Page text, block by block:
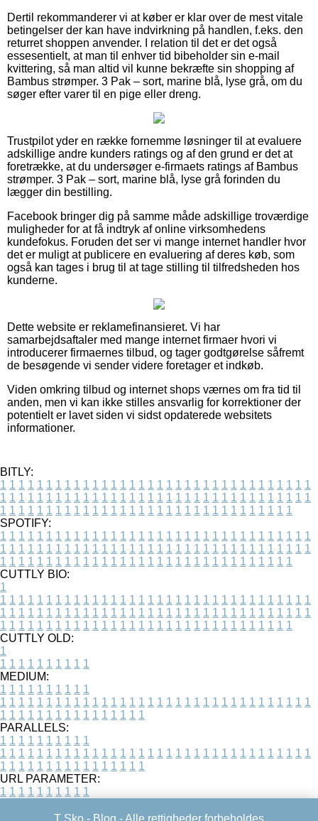
Dertil rekommanderer vi at køber er klar over de mest vitale
betingelser der kan have indvirkning på handlen, f.eks. den
returret shoppen anvender. I relation til det er det også
essesentielt, at man til enhver tid bibeholder sin e-mail
kvittering, så man altid vil kunne bekræfte sin shopping af
Bambus strømper. 3 Pak – sort, marine blå, lyse grå, om du
søger efter varer til en pige eller dreng.
Trustpilot yder en række fornemme løsninger til at evaluere
adskillige andre kunders ratings og af den grund er det at
foretrække, at du undersøger e-firmaets ratings af Bambus
strømper. 3 Pak – sort, marine blå, lyse grå forinden du
lægger din bestilling.
Facebook bringer dig på samme måde adskillige troværdige
muligheder for at få indtryk af online virksomhedens
kundefokus. Foruden det ser vi mange internet handler hvor
det er muligt at publicere en evaluering af deres køb, som
også kan tages i brug til at tage stilling til tilfredsheden hos
kunderne.
Dette website er reklamefinansieret. Vi har
samarbejdsaftaler med mange internet firmaer hvori vi
introducerer firmaernes tilbud, og tager godtgørelse såfremt
de besøgende vi sender videre foretager et indkøb.
Viden omkring tilbud og internet shops værnes om fra tid til
anden, men vi kan ikke stilles ansvarlig for korrektioner der
potentielt er lavet siden vi sidst opdaterede websitets
informationer.
BITLY:
1 1 1 1 1 1 1 1 1 1 1 1 1 1 1 1 1 1 1 1 1 1 1 1 1 1 1 1 1 1 1 1 1 1
1 1 1 1 1 1 1 1 1 1 1 1 1 1 1 1 1 1 1 1 1 1 1 1 1 1 1 1 1 1 1 1 1 1
1 1 1 1 1 1 1 1 1 1 1 1 1 1 1 1 1 1 1 1 1 1 1 1 1 1 1 1 1 1 1 1
SPOTIFY:
1 1 1 1 1 1 1 1 1 1 1 1 1 1 1 1 1 1 1 1 1 1 1 1 1 1 1 1 1 1 1 1 1 1
1 1 1 1 1 1 1 1 1 1 1 1 1 1 1 1 1 1 1 1 1 1 1 1 1 1 1 1 1 1 1 1 1 1
1 1 1 1 1 1 1 1 1 1 1 1 1 1 1 1 1 1 1 1 1 1 1 1 1 1 1 1 1 1 1 1
CUTTLY BIO:
1
1 1 1 1 1 1 1 1 1 1 1 1 1 1 1 1 1 1 1 1 1 1 1 1 1 1 1 1 1 1 1 1 1 1
1 1 1 1 1 1 1 1 1 1 1 1 1 1 1 1 1 1 1 1 1 1 1 1 1 1 1 1 1 1 1 1 1 1
1 1 1 1 1 1 1 1 1 1 1 1 1 1 1 1 1 1 1 1 1 1 1 1 1 1 1 1 1 1 1 1
CUTTLY OLD:
1
1 1 1 1 1 1 1 1 1 1
MEDIUM:
1 1 1 1 1 1 1 1 1 1
1 1 1 1 1 1 1 1 1 1 1 1 1 1 1 1 1 1 1 1 1 1 1 1 1 1 1 1 1 1 1 1 1 1
1 1 1 1 1 1 1 1 1 1 1 1 1 1 1 1
PARALLELS:
1 1 1 1 1 1 1 1 1 1
1 1 1 1 1 1 1 1 1 1 1 1 1 1 1 1 1 1 1 1 1 1 1 1 1 1 1 1 1 1 1 1 1 1
1 1 1 1 1 1 1 1 1 1 1 1 1 1 1 1
URL PARAMETER:
1 1 1 1 1 1 1 1 1 1
T Sko - Blog - Alle rettigheder forbeholdes